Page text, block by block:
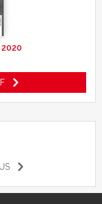
2020